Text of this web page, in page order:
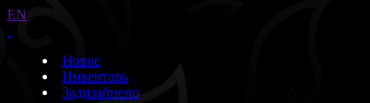
EN
Новое
Инвентарь
Задизайнено